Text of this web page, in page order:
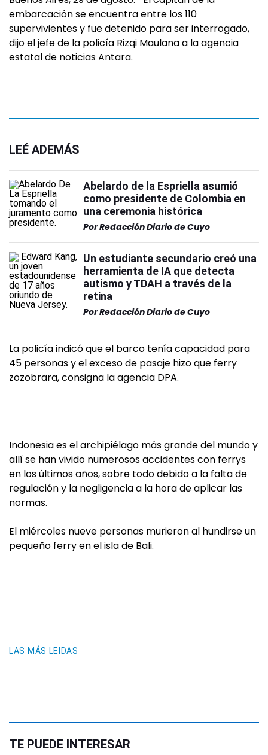
embarcación se encuentra entre los 110
supervivientes y fue detenido para ser interrogado,
dijo el jefe de la policía Rizqi Maulana a la agencia
estatal de noticias Antara.
LEÉ ADEMÁS
Abelardo de la Espriella asumió
como presidente de Colombia en
una ceremonia histórica
PorRedacción Diario de Cuyo
Un estudiante secundario creó una
herramienta de IA que detecta
autismo y TDAH a través de la
retina
PorRedacción Diario de Cuyo
La policía indicó que el barco tenía capacidad para
45 personas y el exceso de pasaje hizo que ferry
zozobrara, consigna la agencia DPA.
Indonesia es el archipiélago más grande del mundo y
allí se han vivido numerosos accidentes con ferrys
en los últimos años, sobre todo debido a la falta de
regulación y la negligencia a la hora de aplicar las
normas.
El miércoles nueve personas murieron al hundirse un
pequeño ferry en el isla de Bali.
LAS MÁS LEIDAS
TE PUEDE INTERESAR